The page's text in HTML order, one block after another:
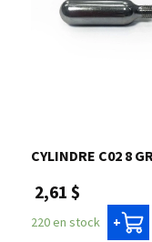
CYLINDRE C02 8 GR
2,61 $
220 en stock +